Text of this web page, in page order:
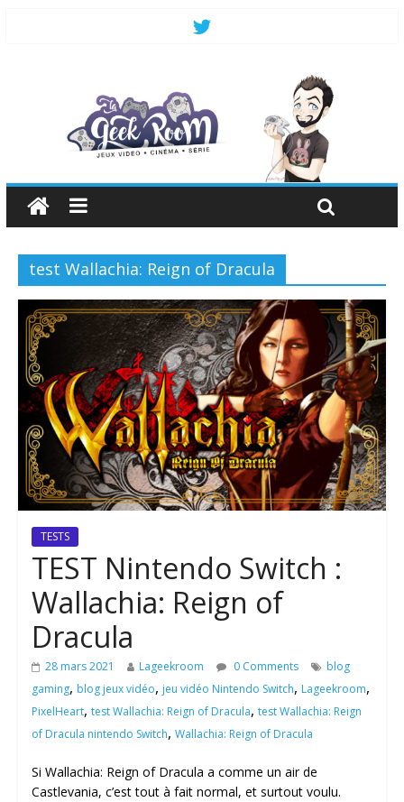
test Wallachia: Reign of Dracula
TESTS
TEST Nintendo Switch :
Wallachia: Reign of
Dracula
28 mars 2021 Lageekroom 0 Comments
blog
gaming, blog jeux vidéo, jeu vidéo Nintendo Switch, Lageekroom,
PixelHeart, test Wallachia: Reign of Dracula, test Wallachia: Reign
of Dracula nintendo Switch, Wallachia: Reign of Dracula
Si Wallachia: Reign of Dracula a comme un air de
Castlevania, c’est tout à fait normal, et surtout voulu.